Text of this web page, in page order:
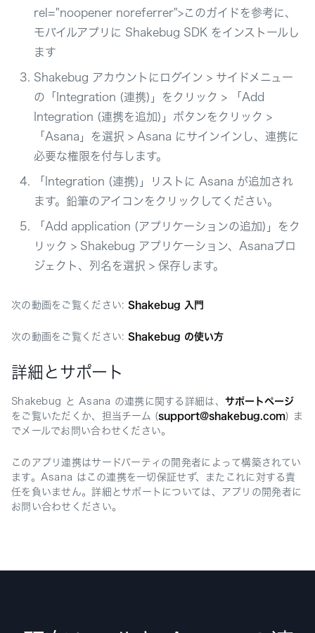
rel="noopener noreferrer">このガイドを参考に、
モバイルアプリに Shakebug SDK をインストールし
ます
Shakebug アカウントにログイン > サイドメニュー
の「Integration (連携)」をクリック > 「Add
Integration (連携を追加)」ボタンをクリック >
「Asana」を選択 > Asana にサインインし、連携に
必要な権限を付与します。
「Integration (連携)」リストに Asana が追加され
ます。鉛筆のアイコンをクリックしてください。
「Add application (アプリケーションの追加)」をク
リック > Shakebug アプリケーション、Asanaプロ
ジェクト、列名を選択 > 保存します。
次の動画をご覧ください: Shakebug 入門
次の動画をご覧ください: Shakebug の使い方
詳細とサポート
Shakebug と Asana の連携に関する詳細は、 サポートページ
をご覧いただくか、担当チーム (support@shakebug.com) ま
でメールでお問い合わせください。
このアプリ連携はサードパーティの開発者によって構築されてい
ます。Asana はこの連携を一切保証せず、またこれに対する責
任を負いません。詳細とサポートについては、アプリの開発者に
お問い合わせください。